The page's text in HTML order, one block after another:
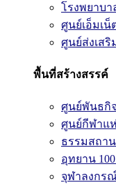
โรงพยาบา
ศูนย์เอ็มเน็
ศูนย์ส่งเสริ
พื้นที่สร้างสรรค์
ศูนย์พันธกิ
ศูนย์กีฬาแ
ธรรมสถา
อุทยาน
จุฬาลงกร